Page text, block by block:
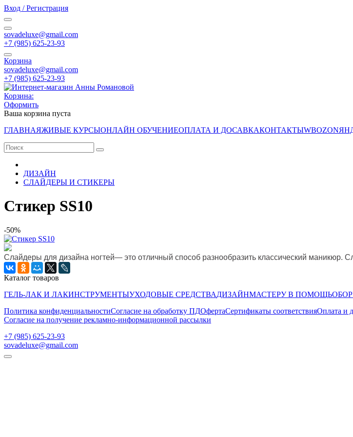
Вход / Регистрация
sovadeluxe@gmail.com
‭+7 (985) 625-23-93‬
Корзина
sovadeluxe@gmail.com
‭+7 (985) 625-23-93‬
Корзина:
Оформить
Ваша корзина пуста
ГЛАВНАЯЖИВЫЕ КУРСЫОНЛАЙН ОБУЧЕНИЕОПЛАТА И ДОСАВКАКОНТАКТЫWBOZON
ДИЗАЙН
СЛАЙДЕРЫ И СТИКЕРЫ
Стикер SS10
-50%
Слайдеры для дизайна ногтей— это отличный способ разнообразить классический маникюр.
Каталог товаров
ГЕЛЬ-ЛАК И ЛАКИНСТРУМЕНТЫУХОДОВЫЕ СРЕДСТВАДИЗАЙНМАСТЕРУ В ПОМОЩЬ
Политика конфиденциальностиСогласие на обработку ПДОфертаСертификаты соответствияОплата и
Согласие на получение рекламно-информационной рассылки
‭+7 (985) 625-23-93‬
sovadeluxe@gmail.com